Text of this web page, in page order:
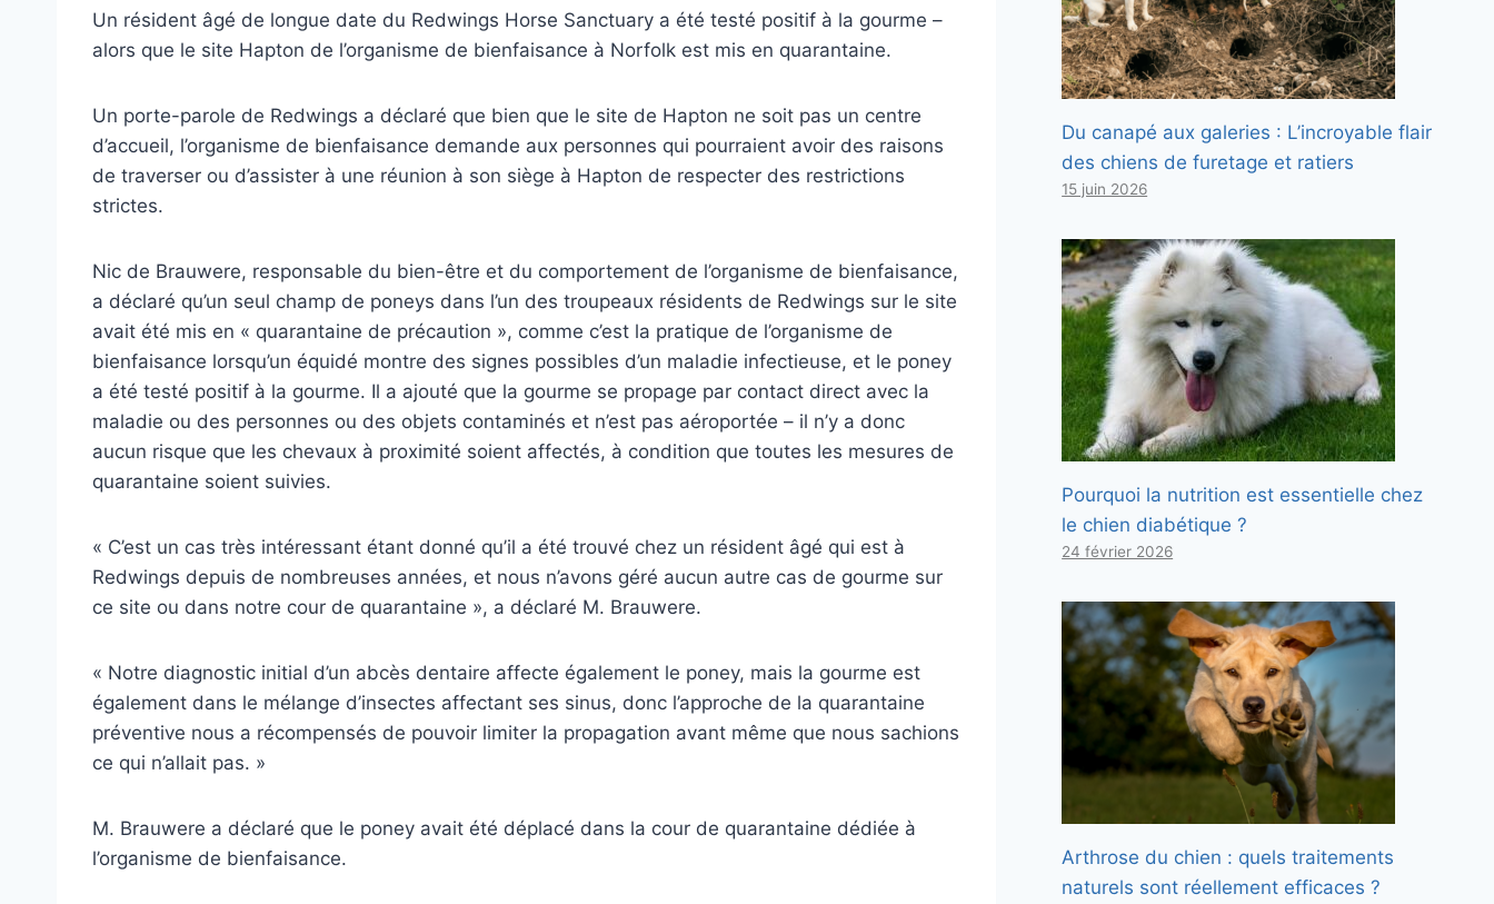
Un résident âgé de longue date du Redwings Horse Sanctuary a été testé positif à la gourme –
alors que le site Hapton de l’organisme de bienfaisance à Norfolk est mis en quarantaine.
Un porte-parole de Redwings a déclaré que bien que le site de Hapton ne soit pas un centre
d’accueil, l’organisme de bienfaisance demande aux personnes qui pourraient avoir des raisons
de traverser ou d’assister à une réunion à son siège à Hapton de respecter des restrictions
strictes.
Nic de Brauwere, responsable du bien-être et du comportement de l’organisme de bienfaisance,
a déclaré qu’un seul champ de poneys dans l’un des troupeaux résidents de Redwings sur le site
avait été mis en « quarantaine de précaution », comme c’est la pratique de l’organisme de
bienfaisance lorsqu’un équidé montre des signes possibles d’un maladie infectieuse, et le poney
a été testé positif à la gourme. Il a ajouté que la gourme se propage par contact direct avec la
maladie ou des personnes ou des objets contaminés et n’est pas aéroportée – il n’y a donc
aucun risque que les chevaux à proximité soient affectés, à condition que toutes les mesures de
quarantaine soient suivies.
« C’est un cas très intéressant étant donné qu’il a été trouvé chez un résident âgé qui est à
Redwings depuis de nombreuses années, et nous n’avons géré aucun autre cas de gourme sur
ce site ou dans notre cour de quarantaine », a déclaré M. Brauwere.
« Notre diagnostic initial d’un abcès dentaire affecte également le poney, mais la gourme est
également dans le mélange d’insectes affectant ses sinus, donc l’approche de la quarantaine
préventive nous a récompensés de pouvoir limiter la propagation avant même que nous sachions
ce qui n’allait pas. »
M. Brauwere a déclaré que le poney avait été déplacé dans la cour de quarantaine dédiée à
l’organisme de bienfaisance.
Du canapé aux galeries : L’incroyable flair
des chiens de furetage et ratiers
15 juin 2026
Pourquoi la nutrition est essentielle chez
le chien diabétique ?
24 février 2026
Arthrose du chien : quels traitements
naturels sont réellement efficaces ?